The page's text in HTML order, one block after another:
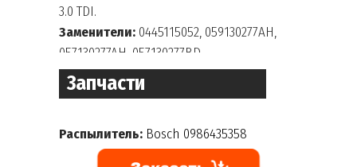
3.0 TDI.
Заменители: 0445115052, 059130277AH,
057130277AH, 057130277BD
Распылитель: Bosch 0986435358
Запчасти